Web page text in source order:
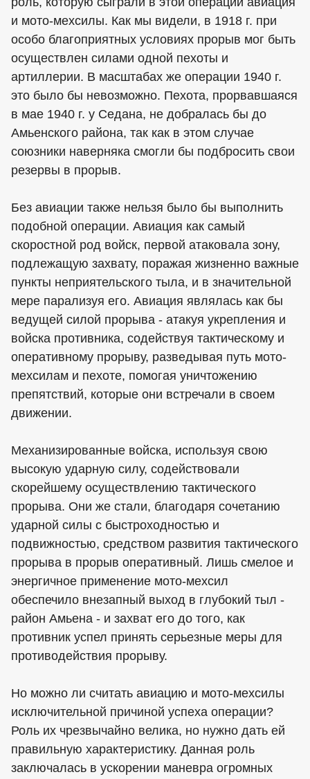
и мото-мехсилы. Как мы видели, в 1918 г. при
особо благоприятных условиях прорыв мог быть
осуществлен силами одной пехоты и
артиллерии. В масштабах же операции 1940 г.
это было бы невозможно. Пехота, прорвавшаяся
в мае 1940 г. у Седана, не добралась бы до
Амьенского района, так как в этом случае
союзники наверняка смогли бы подбросить свои
резервы в прорыв.
Без авиации также нельзя было бы выполнить
подобной операции. Авиация как самый
скоростной род войск, первой атаковала зону,
подлежащую захвату, поражая жизненно важные
пункты неприятельского тыла, и в значительной
мере парализуя его. Авиация являлась как бы
ведущей силой прорыва - атакуя укрепления и
войска противника, содействуя тактическому и
оперативному прорыву, разведывая путь мото-
мехсилам и пехоте, помогая уничтожению
препятствий, которые они встречали в своем
движении.
Механизированные войска, используя свою
высокую ударную силу, содействовали
скорейшему осуществлению тактического
прорыва. Они же стали, благодаря сочетанию
ударной силы с быстроходностью и
подвижностью, средством развития тактического
прорыва в прорыв оперативный. Лишь смелое и
энергичное применение мото-мехсил
обеспечило внезапный выход в глубокий тыл -
район Амьена - и захват его до того, как
противник успел принять серьезные меры для
противодействия прорыву.
Но можно ли считать авиацию и мото-мехсилы
исключительной причиной успеха операции?
Роль их чрезвычайно велика, но нужно дать ей
правильную характеристику. Данная роль
заключалась в ускорении маневра огромных